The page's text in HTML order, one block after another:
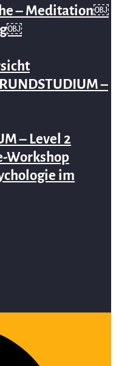
– Meditation￼
–
– Level 2
Workshop
im